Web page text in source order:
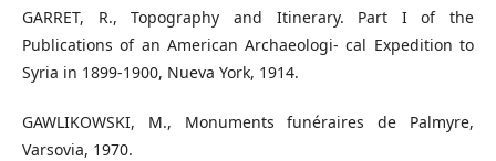
GARRET, R., Topography and Itinerary. Part I of the
Publications of an American Archaeologi- cal Expedition to
Syria in 1899-1900, Nueva York, 1914.
GAWLIKOWSKI, M., Monuments funéraires de Palmyre,
Varsovia, 1970.